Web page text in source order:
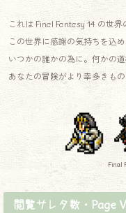
これは Final Fantasy 14 の世界
この世界に感謝の気持ちを込
いつかの誰かの為に。何かの
あなたの冒険がより幸多きもの
Final
閲覧サレタ数・Page